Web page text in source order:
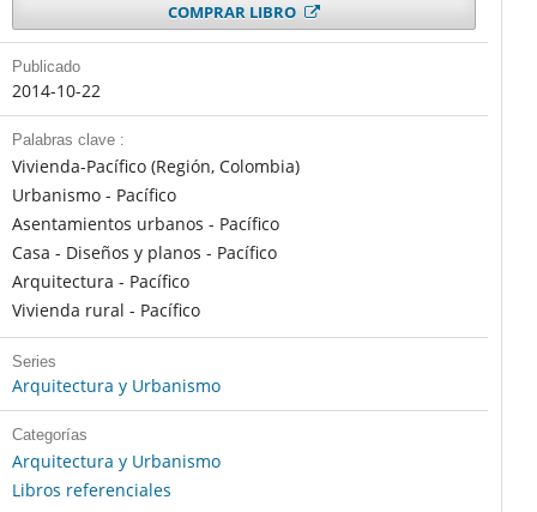
COMPRAR LIBRO
Publicado
2014-10-22
Palabras clave :
Vivienda-Pacífico (Región, Colombia)
Urbanismo - Pacífico
Asentamientos urbanos - Pacífico
Casa - Diseños y planos - Pacífico
Arquitectura - Pacífico
Vivienda rural - Pacífico
Series
Arquitectura y Urbanismo
Categorías
Arquitectura y Urbanismo
Libros referenciales